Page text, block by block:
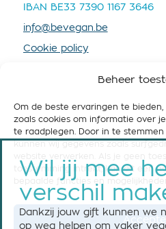
Beheer
Om de beste ervaringen te
zoals cookies om informatie over
te raadplegen. Door in te
kunnen wij gegevens zoals
toestemming intrekt, kan dit een
bepaalde functies en
IBAN BE33 7390 1167 3646
info@bevegan.be
Cookie policy
STEUN BE VEGAN
Help ons om België vegan-
ons nu met een
Steun BE Vegan
Wil jij mee
verschil
Dankzij jouw gift kunnen we
op weg helpen om vaker